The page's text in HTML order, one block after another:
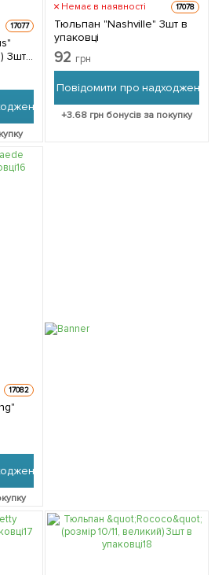
17077
3шт
Немає в наявності 17078
Тюльпан "Nashville" 3шт в
упаковці
92 грн
Повідомити про надходження
+3.68грн бонусів за покупку
17082